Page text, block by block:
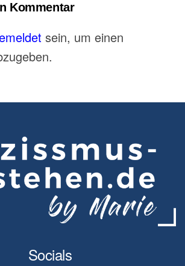
Kommentar
sein, um einen
Socials